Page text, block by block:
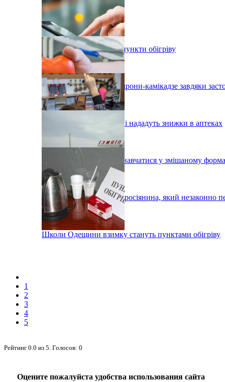
В Одесі організовують пункти обігріву
На Одещині збили два дрони-камікадзе завдяки
Одеським донорам крові нададуть знижки в аптеках
У Вілково учні можуть навчатися у змішаному
Під Ізмаїлом затримали росіянина, який незаконно
Школи Одещини взимку стануть пунктами обігріву
1
2
3
4
5
Рейтинг 0.0 из 5. Голосов: 0
Оцените пожалуйста удобства использования сайта